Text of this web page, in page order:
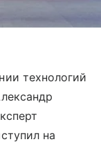
технологий
на